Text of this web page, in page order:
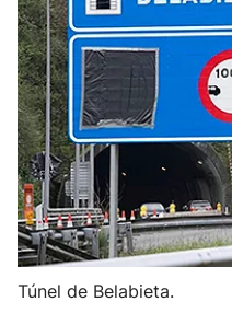
Túnel de Belabieta.